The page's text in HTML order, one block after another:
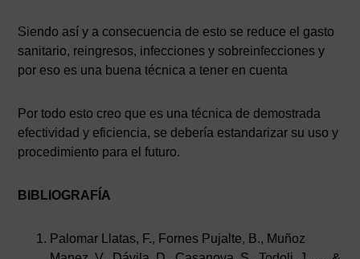
Siendo así y a consecuencia de esto se reduce el gasto
sanitario, reingresos, infecciones y sobreinfecciones y
por eso es una buena técnica a tener en cuenta
Por todo esto creo que es una técnica de demostrada
efectividad y eficiencia, se debería estandarizar su uso y
procedimiento para el futuro.
BIBLIOGRAFÍA
Palomar Llatas, F., Fornes Pujalte, B., Muñoz